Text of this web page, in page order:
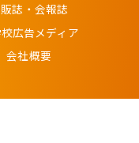
誌・会報誌
広告メディア
会社概要